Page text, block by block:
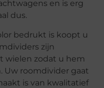
en is erg
dus.
bedrukt is koopt u
zijn
wielen zodat u hem
Uw roomdivider gaat
is van kwalitatief